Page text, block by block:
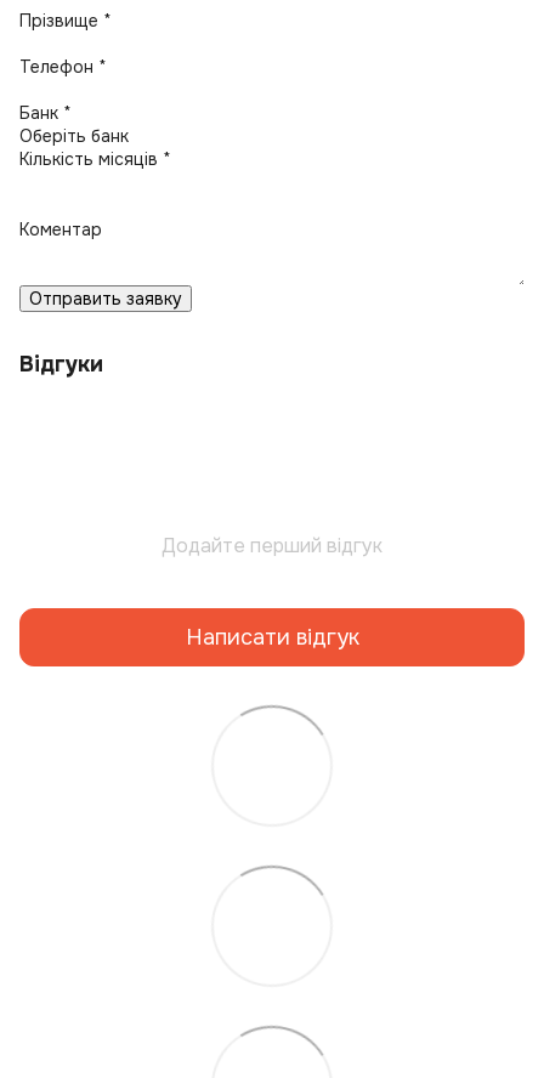
Прізвище *
Телефон *
Банк *
Кількість місяців *
Коментар
Отправить заявку
Відгуки
Додайте перший відгук
Написати відгук